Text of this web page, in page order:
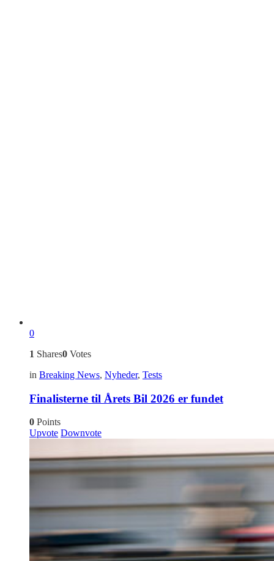
0
1 Shares0 Votes
in Breaking News, Nyheder, Tests
Finalisterne til Årets Bil 2026 er fundet
0 Points
Upvote Downvote